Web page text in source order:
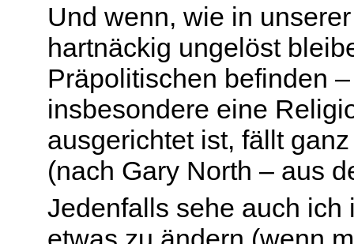
Und wenn, wie in
hartnäckig ungelöst
Präpolitischen befinden
insbesondere eine
ausgerichtet ist, fällt
(nach Gary North – aus
Jedenfalls sehe auch